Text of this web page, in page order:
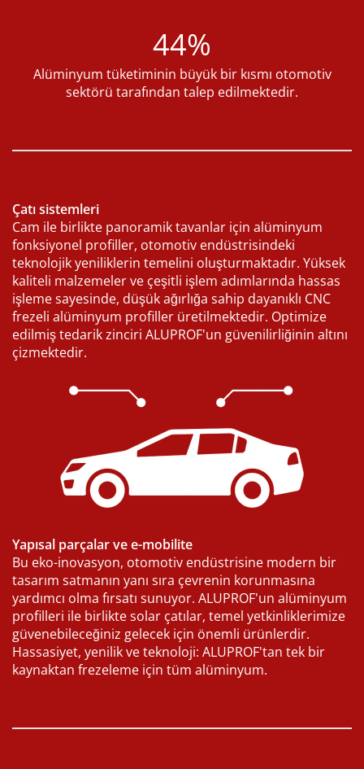
44%
Alüminyum tüketiminin büyük bir kısmı otomotiv
sektörü tarafından talep edilmektedir.
Çatı sistemleri
Cam ile birlikte panoramik tavanlar için alüminyum
fonksiyonel profiller, otomotiv endüstrisindeki
teknolojik yeniliklerin temelini oluşturmaktadır. Yüksek
kaliteli malzemeler ve çeşitli işlem adımlarında hassas
işleme sayesinde, düşük ağırlığa sahip dayanıklı CNC
frezeli alüminyum profiller üretilmektedir. Optimize
edilmiş tedarik zinciri ALUPROF'un güvenilirliğinin altını
çizmektedir.
Yapısal parçalar ve e-mobilite
Bu eko-inovasyon, otomotiv endüstrisine modern bir
tasarım satmanın yanı sıra çevrenin korunmasına
yardımcı olma fırsatı sunuyor. ALUPROF'un alüminyum
profilleri ile birlikte solar çatılar, temel yetkinliklerimize
güvenebileceğiniz gelecek için önemli ürünlerdir.
Hassasiyet, yenilik ve teknoloji: ALUPROF'tan tek bir
kaynaktan frezeleme için tüm alüminyum.